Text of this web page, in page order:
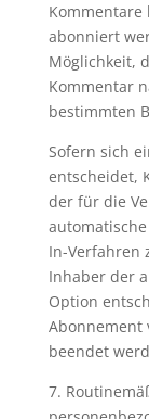
abonniert
Möglichkeit,
Kommentar
bestimmten
Sofern sich
entscheidet,
der für die
In-Verfahren
Inhaber der
Option
Abonnement
beendet
7.